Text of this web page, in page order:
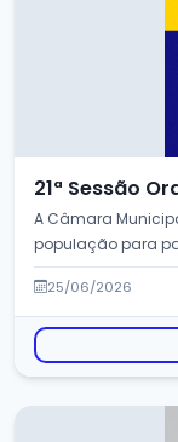
21ª Sessão
A Câmara
população para
ser&aac...
25/06/2026